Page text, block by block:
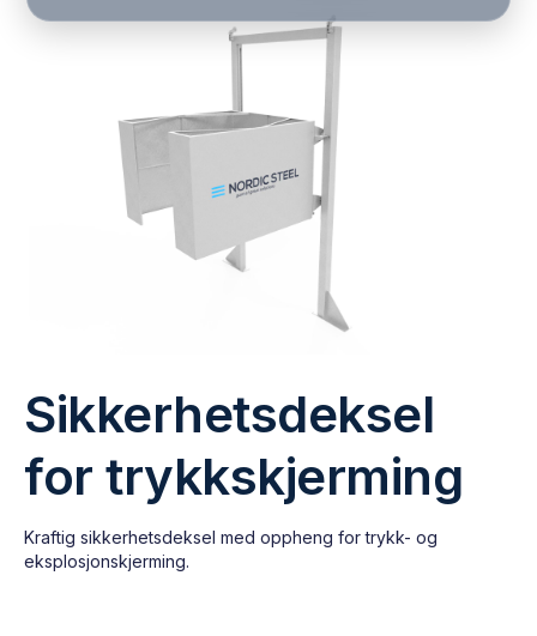
Sikkerhetsdeksel
for trykkskjerming
Kraftig sikkerhetsdeksel med oppheng for trykk- og
eksplosjonskjerming.